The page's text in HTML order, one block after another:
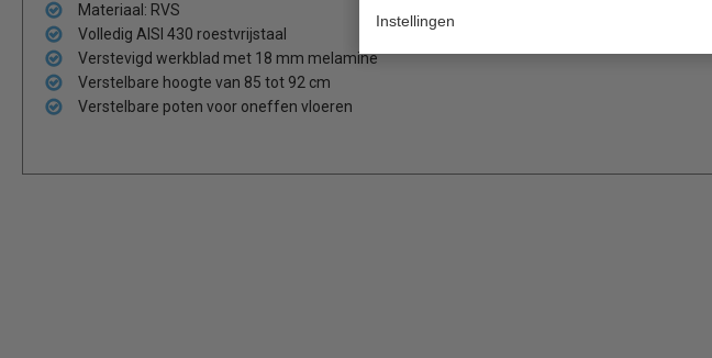
Instellingen
Materiaal: RVS
Volledig AISI 430 roestvrijstaal
Verstevigd werkblad met 18 mm melamine
Verstelbare hoogte van 85 tot 92 cm
Verstelbare poten voor oneffen vloeren